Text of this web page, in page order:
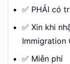
✅ PHẢI có
✅ Xin khi
Immigration
✅ Miễn phí